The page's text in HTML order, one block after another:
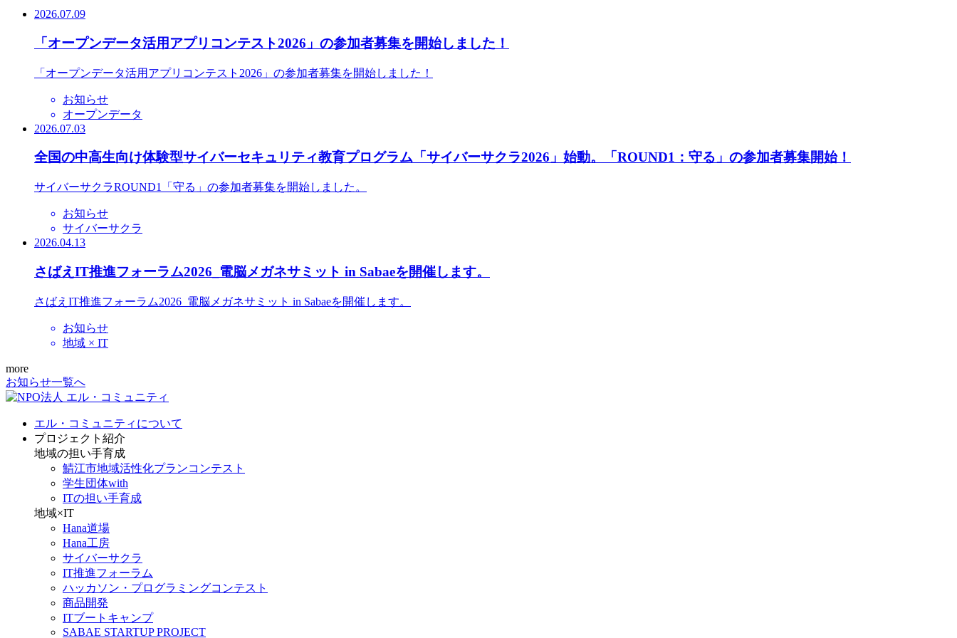
2026.07.09
「オープンデータ活用アプリコンテスト2026」の参加者募集を開始しました！
「オープンデータ活用アプリコンテスト2026」の参加者募集を開始しました！
お知らせ
オープンデータ
2026.07.03
全国の中高生向け体験型サイバーセキュリティ教育プログラム「サイバーサクラ2026」始動。「ROUND1：守る」の参加者募集開始！
サイバーサクラROUND1「守る」の参加者募集を開始しました。
お知らせ
サイバーサクラ
2026.04.13
さばえIT推進フォーラム2026_電脳メガネサミット in Sabaeを開催します。
さばえIT推進フォーラム2026_電脳メガネサミット in Sabaeを開催します。
お知らせ
地域 × IT
more
お知らせ一覧へ
エル・コミュニティについて
プロジェクト紹介
地域の担い手育成
鯖江市地域活性化プランコンテスト
学生団体with
ITの担い手育成
地域×IT
Hana道場
Hana工房
サイバーサクラ
IT推進フォーラム
ハッカソン・プログラミングコンテスト
商品開発
ITブートキャンプ
SABAE STARTUP PROJECT